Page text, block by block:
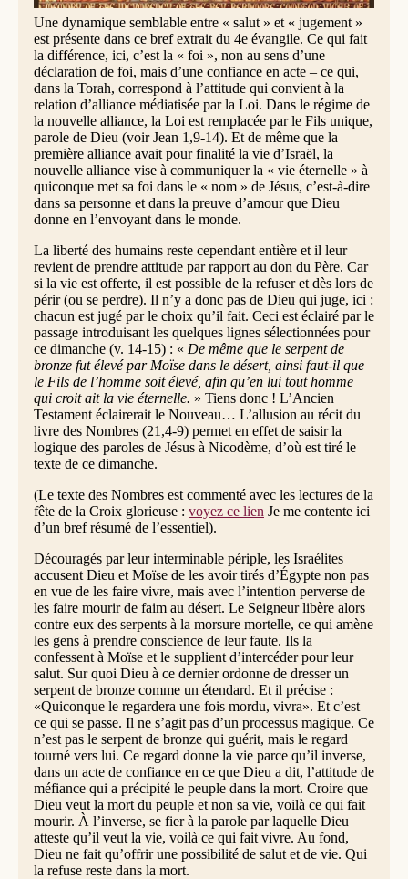
Une dynamique semblable entre « salut » et « jugement »
est présente dans ce bref extrait du 4e évangile. Ce qui fait
la différence, ici, c’est la « foi », non au sens d’une
déclaration de foi, mais d’une confiance en acte – ce qui,
dans la Torah, correspond à l’attitude qui convient à la
relation d’alliance médiatisée par la Loi. Dans le régime de
la nouvelle alliance, la Loi est remplacée par le Fils unique,
parole de Dieu (voir Jean 1,9-14). Et de même que la
première alliance avait pour finalité la vie d’Israël, la
nouvelle alliance vise à communiquer la « vie éternelle » à
quiconque met sa foi dans le « nom » de Jésus, c’est-à-dire
dans sa personne et dans la preuve d’amour que Dieu
donne en l’envoyant dans le monde.
La liberté des humains reste cependant entière et il leur
revient de prendre attitude par rapport au don du Père. Car
si la vie est offerte, il est possible de la refuser et dès lors de
périr (ou se perdre). Il n’y a donc pas de Dieu qui juge, ici :
chacun est jugé par le choix qu’il fait. Ceci est éclairé par le
passage introduisant les quelques lignes sélectionnées pour
ce dimanche (v. 14-15) : « De même que le serpent de
bronze fut élevé par Moïse dans le désert, ainsi faut-il que
le Fils de l’homme soit élevé, afin qu’en lui tout homme
qui croit ait la vie éternelle. » Tiens donc ! L’Ancien
Testament éclairerait le Nouveau… L’allusion au récit du
livre des Nombres (21,4-9) permet en effet de saisir la
logique des paroles de Jésus à Nicodème, d’où est tiré le
texte de ce dimanche.
(Le texte des Nombres est commenté avec les lectures de la
fête de la Croix glorieuse : voyez ce lien Je me contente ici
d’un bref résumé de l’essentiel).
Découragés par leur interminable périple, les Israélites
accusent Dieu et Moïse de les avoir tirés d’Égypte non pas
en vue de les faire vivre, mais avec l’intention perverse de
les faire mourir de faim au désert. Le Seigneur libère alors
contre eux des serpents à la morsure mortelle, ce qui amène
les gens à prendre conscience de leur faute. Ils la
confessent à Moïse et le supplient d’intercéder pour leur
salut. Sur quoi Dieu à ce dernier ordonne de dresser un
serpent de bronze comme un étendard. Et il précise :
«Quiconque le regardera une fois mordu, vivra». Et c’est
ce qui se passe. Il ne s’agit pas d’un processus magique. Ce
n’est pas le serpent de bronze qui guérit, mais le regard
tourné vers lui. Ce regard donne la vie parce qu’il inverse,
dans un acte de confiance en ce que Dieu a dit, l’attitude de
méfiance qui a précipité le peuple dans la mort. Croire que
Dieu veut la mort du peuple et non sa vie, voilà ce qui fait
mourir. À l’inverse, se fier à la parole par laquelle Dieu
atteste qu’il veut la vie, voilà ce qui fait vivre. Au fond,
Dieu ne fait qu’offrir une possibilité de salut et de vie. Qui
la refuse reste dans la mort.